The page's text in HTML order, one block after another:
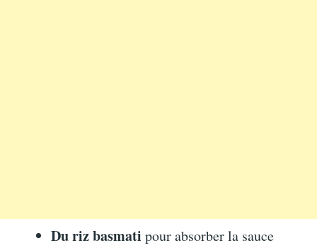
Du riz basmati pour absorber la sauce